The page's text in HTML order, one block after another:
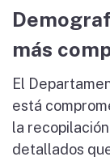
más
El
está
la
detallados